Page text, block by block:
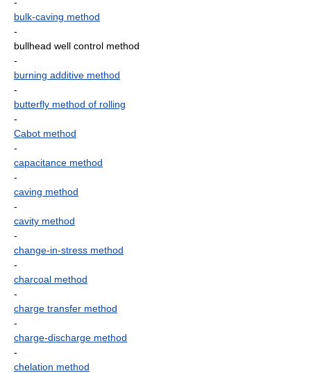
bulk-caving method
-
bullhead well control method
-
burning additive method
-
butterfly method of rolling
-
Cabot method
-
capacitance method
-
caving method
-
cavity method
-
change-in-stress method
-
charcoal method
-
charge transfer method
-
charge-discharge method
-
chelation method